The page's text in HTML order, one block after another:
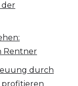
der
Rentner
durch
profitieren